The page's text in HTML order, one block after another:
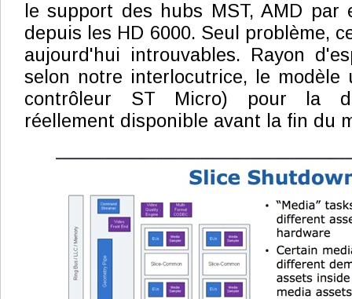
le support des hubs MST, AMD par
depuis les HD 6000. Seul problème,
aujourd'hui introuvables. Rayon
selon notre interlocutrice, le modèle
contrôleur ST Micro) pour la
réellement disponible avant la fin du